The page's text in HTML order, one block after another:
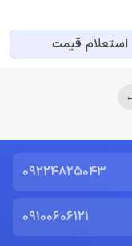
استعلام قیمت
09224825043
09100606121